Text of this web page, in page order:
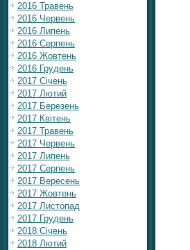
2016 Травень
2016 Червень
2016 Липень
2016 Серпень
2016 Жовтень
2016 Грудень
2017 Січень
2017 Лютий
2017 Березень
2017 Квітень
2017 Травень
2017 Червень
2017 Липень
2017 Серпень
2017 Вересень
2017 Жовтень
2017 Листопад
2017 Грудень
2018 Січень
2018 Лютий